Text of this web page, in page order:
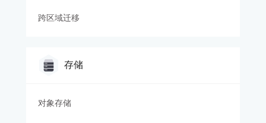
跨区域迁移
存储
对象存储